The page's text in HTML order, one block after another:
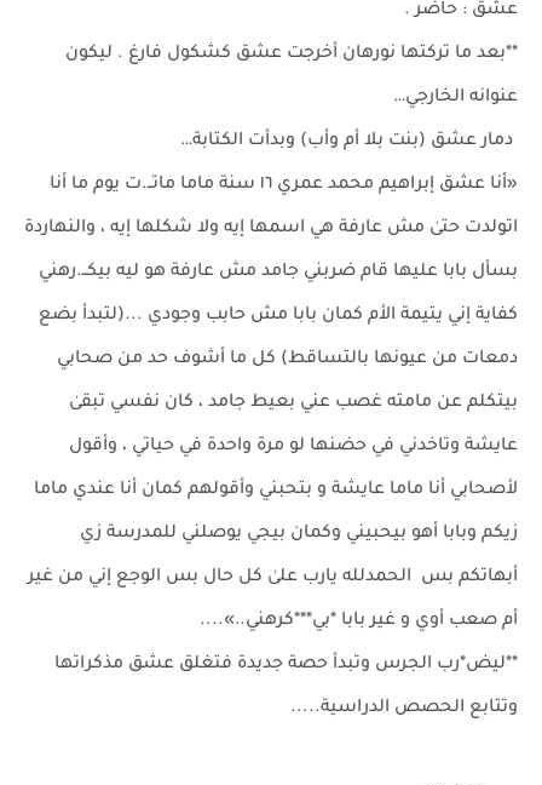
عشق : حاضر .
**بعد ما تركتها نورهان أخرجت عشق كشكول فارغ . ليكون
عنوانه الخارجي…
دمار عشق (بنت بلا أم وأب) وبدأت الكتابة…
«أنا عشق إبراهيم محمد عمري ١٦ سنة ماما ماتــ.ت يوم ما أنا
اتولدت حتىٰ مش عارفة هي اسمها إيه ولا شكلها إيه ، والنهاردة
بسأل بابا عليها قام ضربني جامد مش عارفة هو ليه بيكــ.رهني
كفاية إني يتيمة الأم كمان بابا مش حابب وجودي ...(لتبدأ بضع
دمعات من عيونها بالتساقط) كل ما أشوف حد من صحابي
بيتكلم عن مامته غصب عني بعيط جامد ، كان نفسي تبقىٰ
عايشة وتاخدني في حضنها لو مرة واحدة في حياتي ، وأقول
لأصحابي أنا ماما عايشة و بتحبني وأقولهم كمان أنا عندي ماما
زيكم وبابا أهو بيحبيني وكمان بيجي يوصلني للمدرسة زي
أبهاتكم بس الحمدلله يارب علىٰ كل حال بس الوجع إني من غير
أم صعب أوي و غير بابا *بي***كرهني..»....
**ليض*رب الجرس وتبدأ حصة جديدة فتغلق عشق مذكراتها
وتتابع الحصص الدراسية.....